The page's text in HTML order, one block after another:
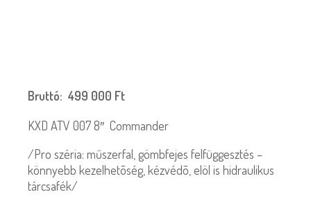
Bruttó: 499 000 Ft
KXD ATV 007 8″ Commander
/Pro széria: műszerfal, gömbfejes felfüggesztés –
könnyebb kezelhetõség, kézvédõ, elöl is hidraulikus
tárcsafék/